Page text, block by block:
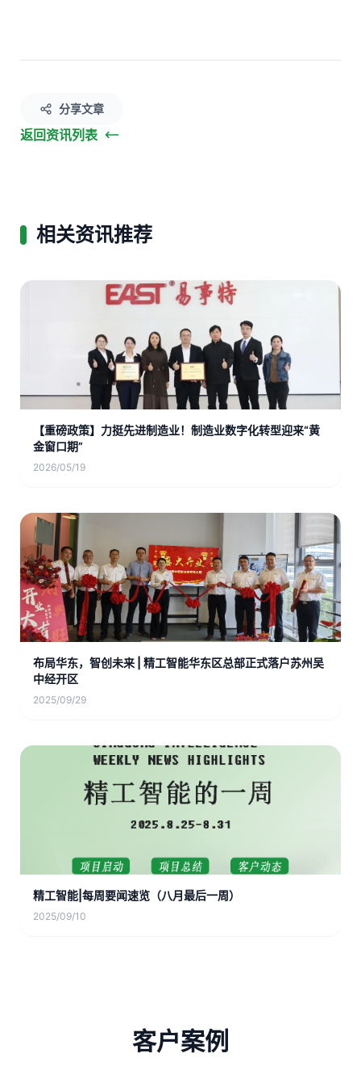
分享文章
返回资讯列表
相关资讯推荐
【重磅政策】力挺先进制造业！制造业数字化转型迎来“黄
金窗口期”
2026/05/19
布局华东，智创未来 | 精工智能华东区总部正式落户苏州吴
中经开区
2025/09/29
精工智能|每周要闻速览（八月最后一周）
2025/09/10
客户案例